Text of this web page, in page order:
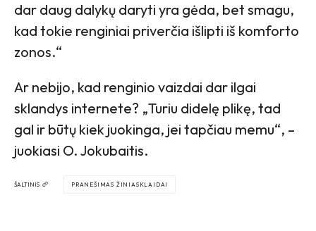
dar daug dalykų daryti yra gėda, bet smagu,
kad tokie renginiai priverčia išlipti iš komforto
zonos.“
Ar nebijo, kad renginio vaizdai dar ilgai
sklandys internete? „Turiu didelę plikę, tad
gal ir būtų kiek juokinga, jei tapčiau memu“, –
juokiasi O. Jokubaitis.
ŠALTINIS PRANEŠIMAS ŽINIASKLAIDAI